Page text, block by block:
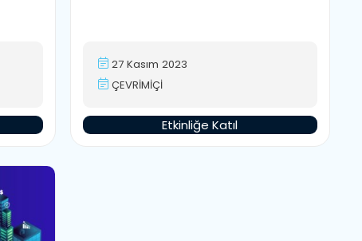
27 Kasım 2023
ÇEVRİMİÇİ
Etkinliğe Katıl